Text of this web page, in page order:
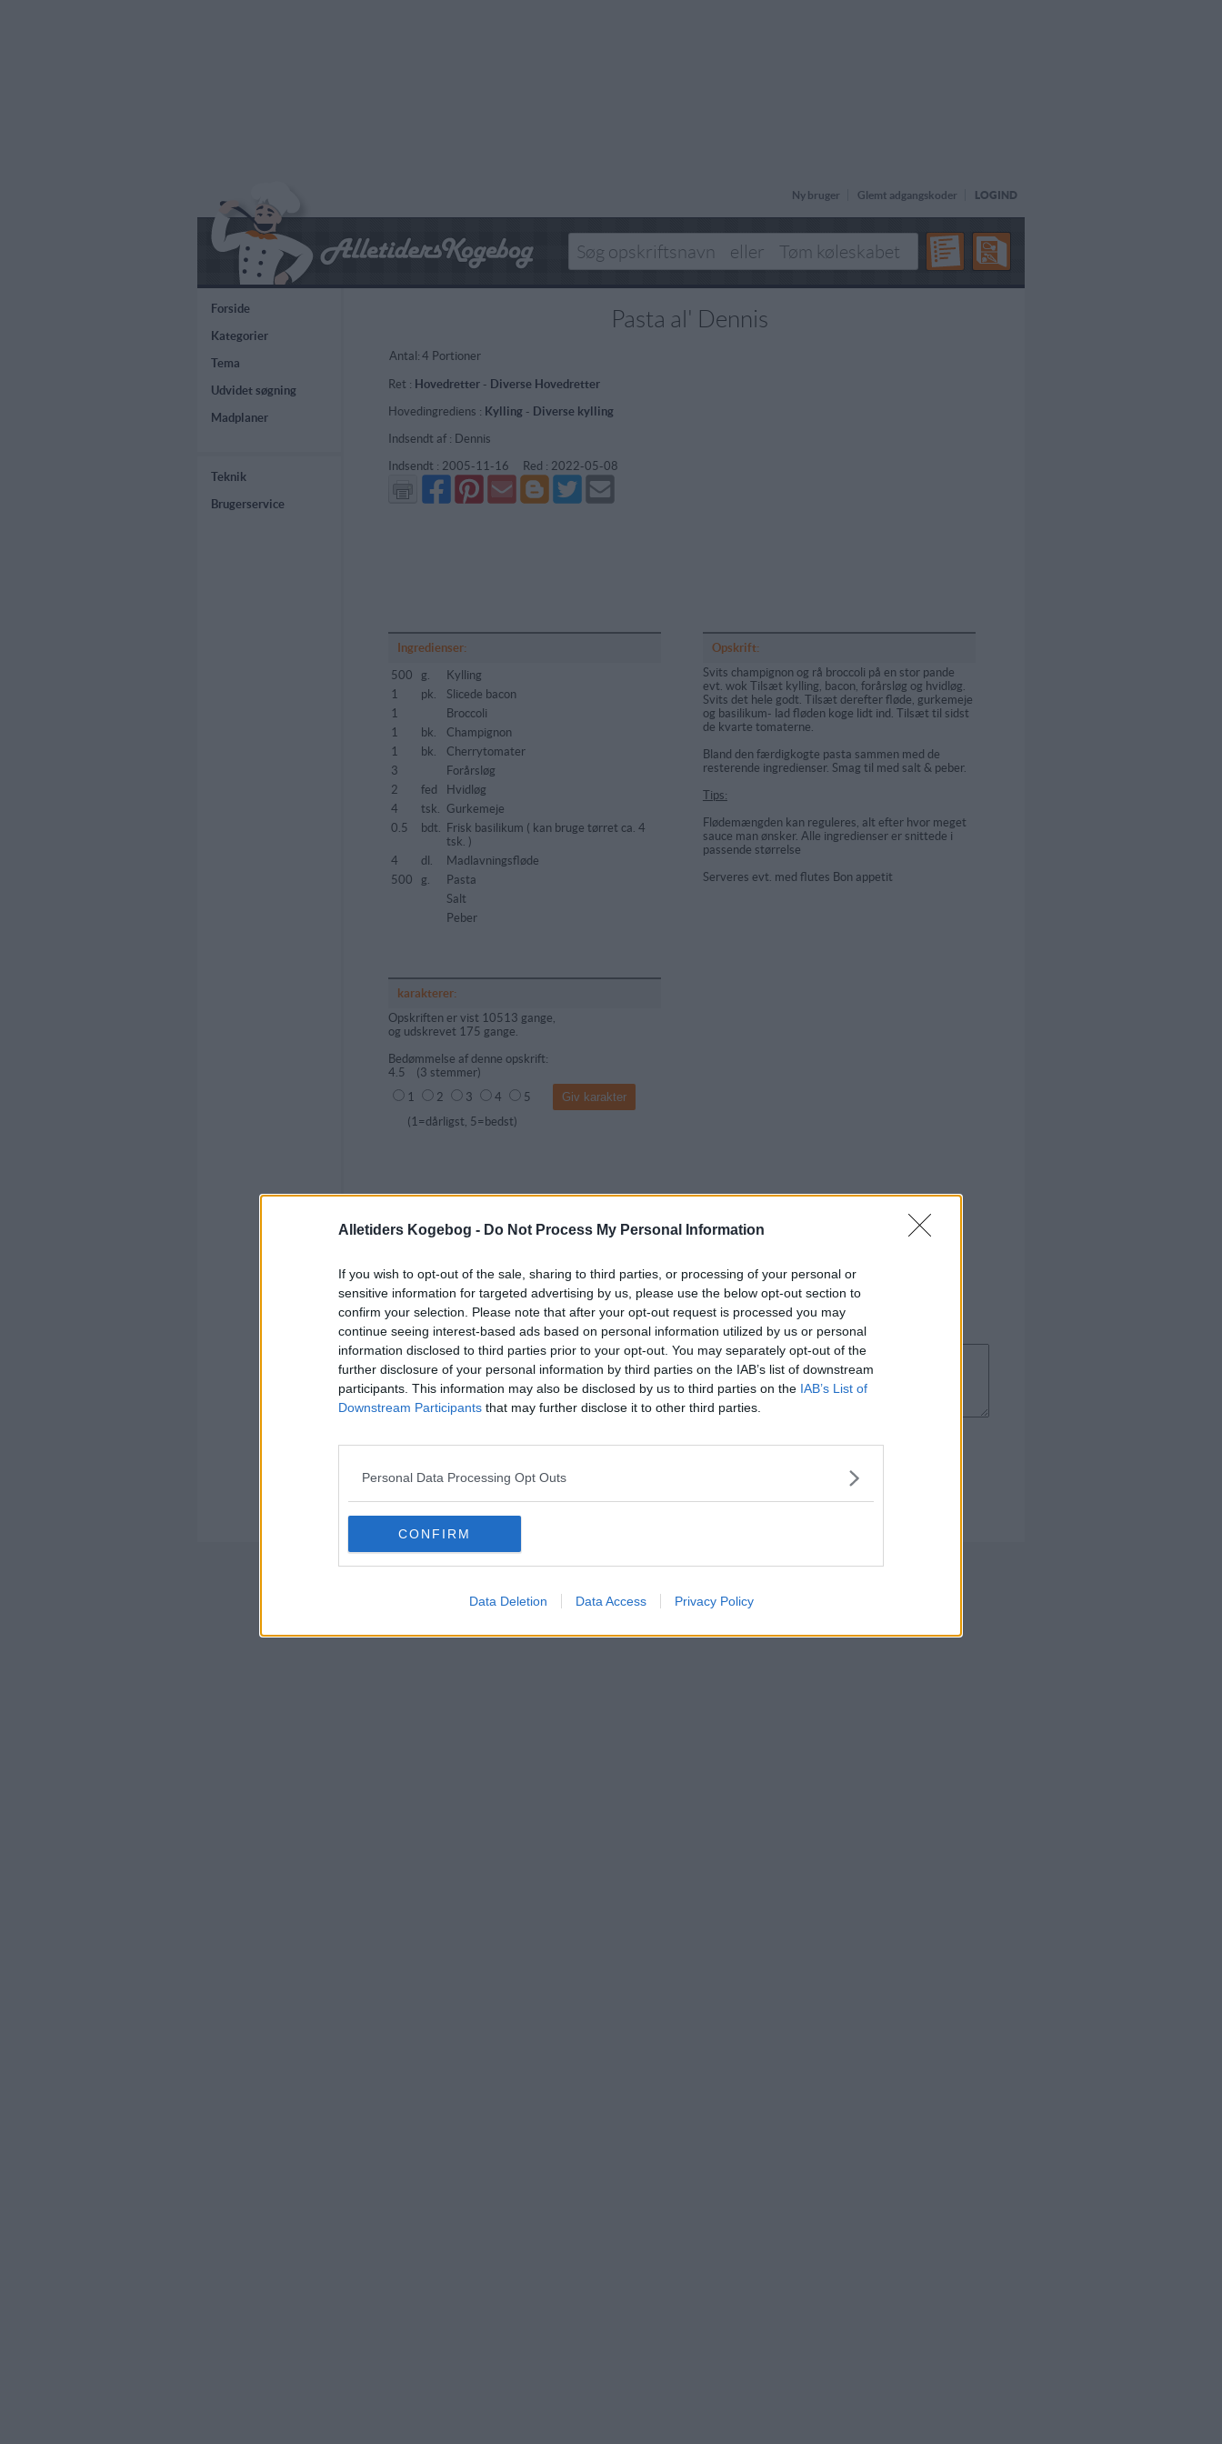
Alletiders Kogebog - Do Not Process My Personal Information
If you wish to opt-out of the sale, sharing to third parties, or processing of your personal or
sensitive information for targeted advertising by us, please use the below opt-out section to
confirm your selection. Please note that after your opt-out request is processed you may
continue seeing interest-based ads based on personal information utilized by us or personal
information disclosed to third parties prior to your opt-out. You may separately opt-out of the
further disclosure of your personal information by third parties on the IAB’s list of downstream
participants. This information may also be disclosed by us to third parties on the IAB’s List of
Downstream Participants that may further disclose it to other third parties.
Personal Data Processing Opt Outs
CONFIRM
Data Deletion Data Access Privacy Policy
Ny bruger Glemt adgangskoder LOGIND
Forside
Kategorier
Tema
Udvidet søgning
Madplaner
Teknik
Brugerservice
Pasta al' Dennis
Antal: 4 Portioner
Ret : Hovedretter- Diverse Hovedretter
Hovedingrediens : Kylling- Diverse kylling
Indsendt af : Dennis
Indsendt : 2005-11-16 Red : 2022-05-08
Del
på
Facebook
Del
på
Pinterest
Send
via
GMail
Del
på
Blogger
Del
på
Twitter
Send
mail
Ingredienser:
500
g.
Kylling
1
pk.
Slicede bacon
1
Broccoli
1
bk.
Champignon
1
bk.
Cherrytomater
3
Forårsløg
2
fed
Hvidløg
4
tsk. Gurkemeje
0.5
bdt. Frisk basilikum ( kan bruge tørret ca. 4
tsk. )
4
dl.
Madlavningsfløde
500
g.
Pasta
Salt
Peber
Opskrift:
Svits champignon og rå broccoli på en stor pande
evt. wok Tilsæt kylling, bacon, forårsløg og hvidløg.
Svits det hele godt. Tilsæt derefter fløde, gurkemeje
og basilikum- lad fløden koge lidt ind. Tilsæt til sidst
de kvarte tomaterne.
Bland den færdigkogte pasta sammen med de
resterende ingredienser. Smag til med salt & peber.
Tips:
Flødemængden kan reguleres, alt efter hvor meget
sauce man ønsker. Alle ingredienser er snittede i
passende størrelse
Serveres evt. med flutes Bon appetit
karakterer:
Opskriften er vist 10513 gange,
og udskrevet 175 gange.
Bedømmelse af denne opskrift:
4.5 (3 stemmer)
1
2 3 4
5
(1=dårligst, 5=bedst)
Kommentar fra:
Kommentar:
Der er ikke tilføjet nogen kommentar til denne opskrift endnu